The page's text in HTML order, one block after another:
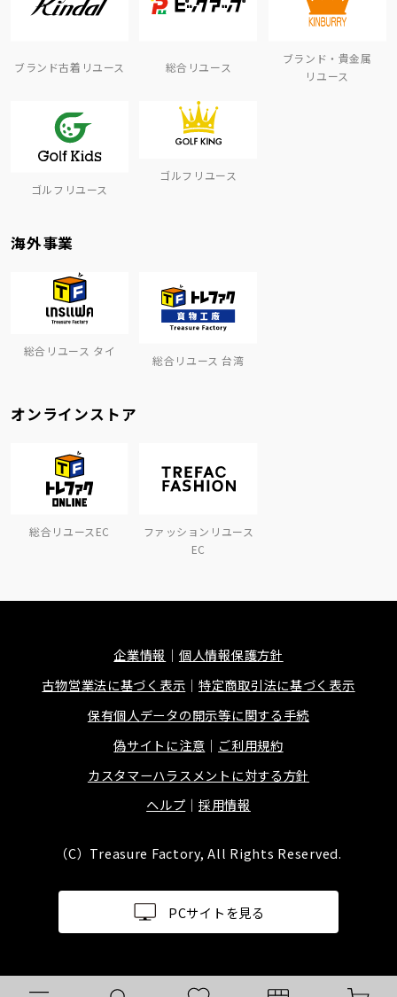
ブランド古着リユース 総合リユース
ブランド・貴金属
リユース
ゴルフリユース
ゴルフリユース
海外事業
総合リユース タイ
総合リユース 台湾
オンラインストア
総合リユースEC
ファッションリユース
EC
企業情報
個人情報保護方針
古物営業法に基づく表示
特定商取引法に基づく表示
保有個人データの開示等に関する手続
偽サイトに注意
ご利用規約
カスタマーハラスメントに対する方針
ヘルプ
採用情報
（C）Treasure Factory, All Rights Reserved.
PCサイトを見る